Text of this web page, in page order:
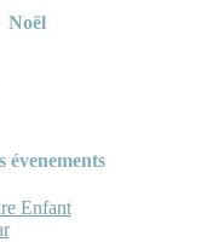
Noël
évenements
Enfant